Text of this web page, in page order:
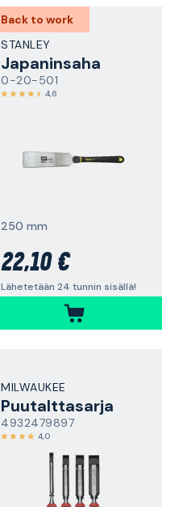
Back to work
STANLEY
Japaninsaha
0-20-501
4,6
250 mm
22,10 €
Lähetetään 24 tunnin sisällä!
MILWAUKEE
Puutalttasarja
4932479897
4,0